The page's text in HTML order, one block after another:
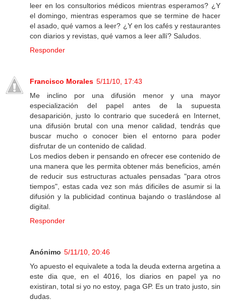
leer en los consultorios médicos mientras esperamos? ¿Y
el domingo, mientras esperamos que se termine de hacer
el asado, qué vamos a leer? ¿Y en los cafés y restaurantes
con diarios y revistas, qué vamos a leer allí? Saludos.
Responder
Francisco Morales 5/11/10, 17:43
Me inclino por una difusión menor y una mayor
especialización del papel antes de la supuesta
desaparición, justo lo contrario que sucederá en Internet,
una difusión brutal con una menor calidad, tendrás que
buscar mucho o conocer bien el entorno para poder
disfrutar de un contenido de calidad.
Los medios deben ir pensando en ofrecer ese contenido de
una manera que les permita obtener más beneficios, amén
de reducir sus estructuras actuales pensadas "para otros
tiempos", estas cada vez son más dificiles de asumir si la
difusión y la publicidad continua bajando o traslándose al
digital.
Responder
Anónimo 5/11/10, 20:46
Yo apuesto el equivalete a toda la deuda externa argetina a
este dia que, en el 4016, los diarios en papel ya no
existiran, total si yo no estoy, paga GP. Es un trato justo, sin
dudas.